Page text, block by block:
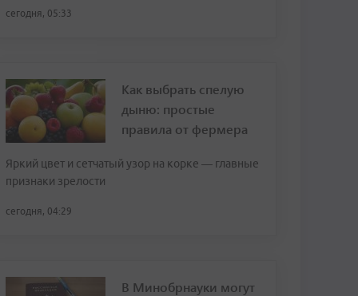
сегодня, 05:33
Как выбрать спелую
дыню: простые
правила от фермера
Яркий цвет и сетчатый узор на корке — главные
признаки зрелости
сегодня, 04:29
В Минобрнауки могут